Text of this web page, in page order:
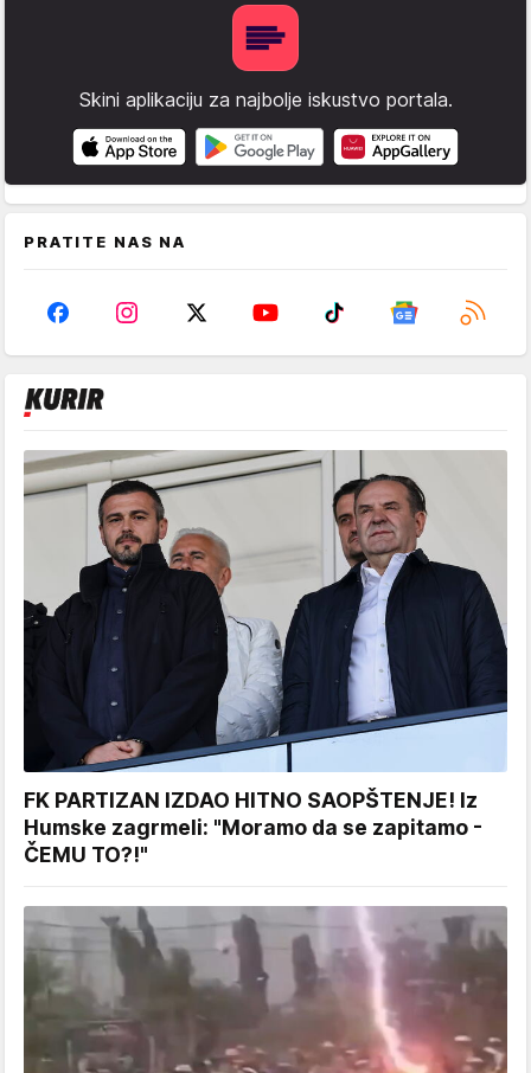
Skini aplikaciju za najbolje iskustvo portala.
PRATITE NAS NA
FK PARTIZAN IZDAO HITNO SAOPŠTENJE! Iz
Humske zagrmeli: "Moramo da se zapitamo -
ČEMU TO?!"